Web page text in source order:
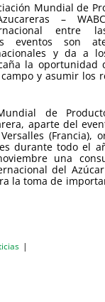
Mundial de
–
entre
eventos son
y da a
la oportunidad
y asumir los
de
aparte del
(Francia),
durante todo el
una
del
la toma de
|